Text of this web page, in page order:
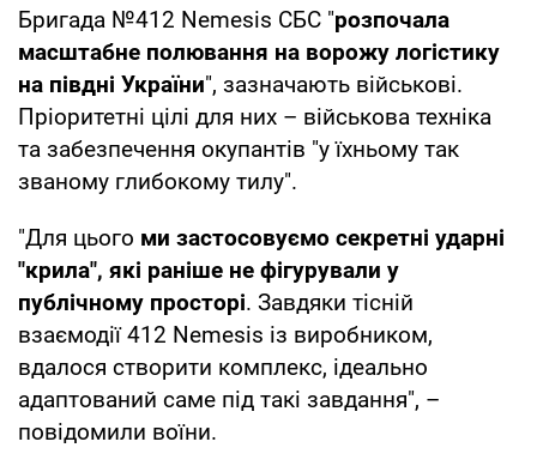
Бригада №412 Nemesis СБС "розпочала
масштабне полювання на ворожу логістику
на півдні України", зазначають військові.
Пріоритетні цілі для них – військова техніка
та забезпечення окупантів "у їхньому так
званому глибокому тилу".
"Для цього ми застосовуємо секретні ударні
"крила", які раніше не фігурували у
публічному просторі. Завдяки тісній
взаємодії 412 Nemesis із виробником,
вдалося створити комплекс, ідеально
адаптований саме під такі завдання", –
повідомили воїни.